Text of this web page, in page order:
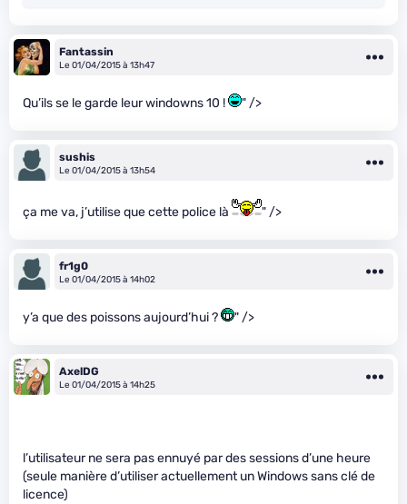
Fantassin
Le 01/04/2015 à 13h47
Qu’ils se le garde leur windowns 10 ! " />
sushis
Le 01/04/2015 à 13h54
ça me va, j’utilise que cette police là " />
fr1g0
Le 01/04/2015 à 14h02
y’a que des poissons aujourd’hui ? " />
AxelDG
Le 01/04/2015 à 14h25
l’utilisateur ne sera pas ennuyé par des sessions d’une heure
(seule manière d’utiliser actuellement un Windows sans clé de
licence)